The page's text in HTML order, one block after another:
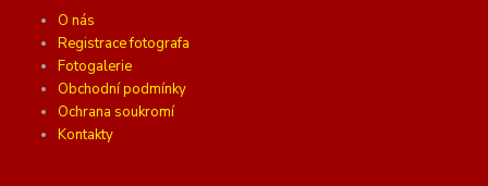
O nás
Registrace fotografa
Fotogalerie
Obchodní podmínky
Ochrana soukromí
Kontakty